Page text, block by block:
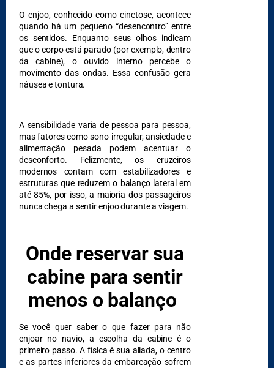
O enjoo, conhecido como cinetose, acontece
quando há um pequeno “desencontro” entre
os sentidos. Enquanto seus olhos indicam
que o corpo está parado (por exemplo, dentro
da cabine), o ouvido interno percebe o
movimento das ondas. Essa confusão gera
náusea e tontura.
A sensibilidade varia de pessoa para pessoa,
mas fatores como sono irregular, ansiedade e
alimentação pesada podem acentuar o
desconforto. Felizmente, os cruzeiros
modernos contam com estabilizadores e
estruturas que reduzem o balanço lateral em
até 85%, por isso, a maioria dos passageiros
nunca chega a sentir enjoo durante a viagem.
Onde reservar sua
cabine para sentir
menos o balanço
Se você quer saber o que fazer para não
enjoar no navio, a escolha da cabine é o
primeiro passo. A física é sua aliada, o centro
e as partes inferiores da embarcação sofrem